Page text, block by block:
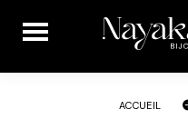
ACCUEIL